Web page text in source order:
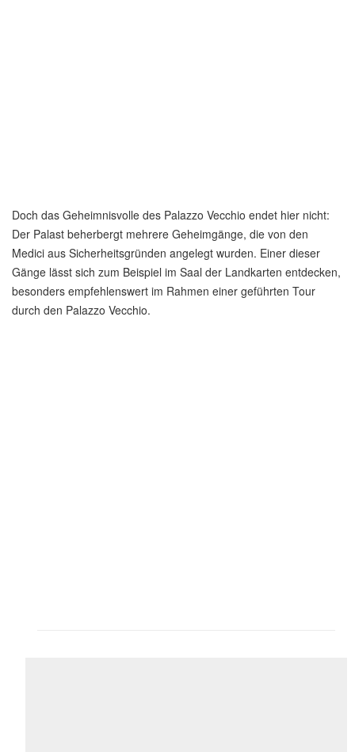
Doch das Geheimnisvolle des Palazzo Vecchio endet hier nicht:
Der Palast beherbergt mehrere Geheimgänge, die von den
Medici aus Sicherheitsgründen angelegt wurden. Einer dieser
Gänge lässt sich zum Beispiel im Saal der Landkarten entdecken,
besonders empfehlenswert im Rahmen einer geführten Tour
durch den Palazzo Vecchio.